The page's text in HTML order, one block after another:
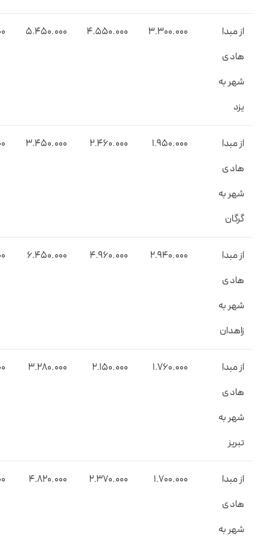
از مبدا
هادی
شهر به
یزد
3.۳00.000 ۴.۵۵0.000 5.4۵0.000
از مبدا
هادی
شهر به
گرگان
1.9۵0.000 2.۴۶0.000 3.4۵0.000
از مبدا
هادی
شهر به
زاهدان
2.9۴0.000 4.9۶0.000 ۶.4۵0.000
از مبدا
هادی
شهر به
تبریز
1.۷۶0.000 ۲.۱۵0.000 ۳.۲۸0.000
از مبدا
هادی
شهر به
۱.۷00.000 2.۳۷0.000 4.۸۲0.000